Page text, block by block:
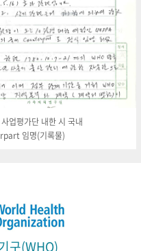
업평가단 내한 시 국내
임명(기록물)
구(WHO)